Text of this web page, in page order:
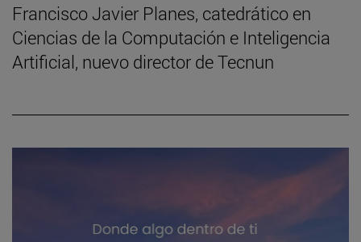
Francisco Javier Planes, catedrático en
Ciencias de la Computación e Inteligencia
Artificial, nuevo director de Tecnun